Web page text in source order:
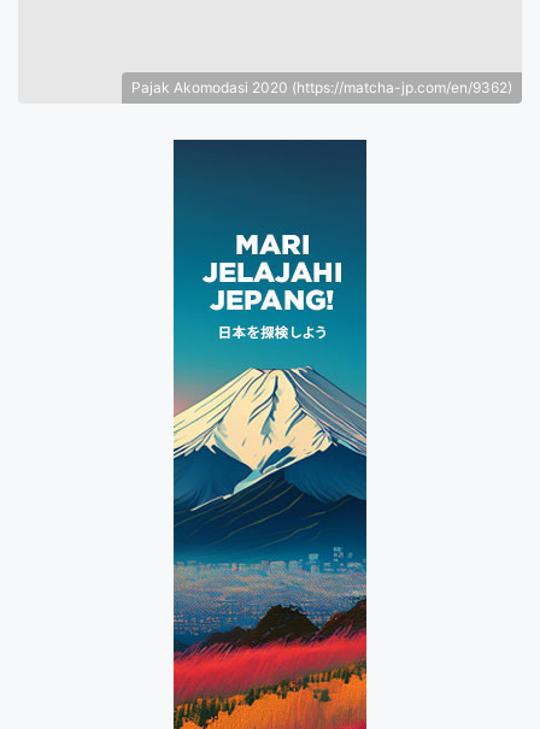
Pajak Akomodasi 2020 (https://matcha-jp.com/en/9362)